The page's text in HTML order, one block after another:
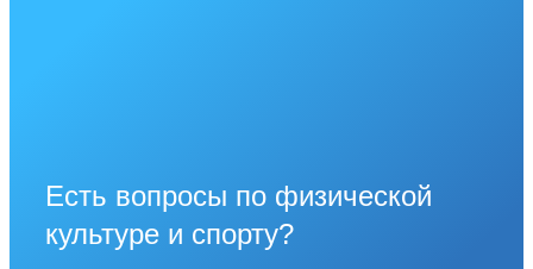
Есть вопросы по физической
культуре и спорту?